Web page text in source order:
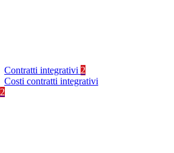
Contratti integrativi 2
Costi contratti integrativi
2